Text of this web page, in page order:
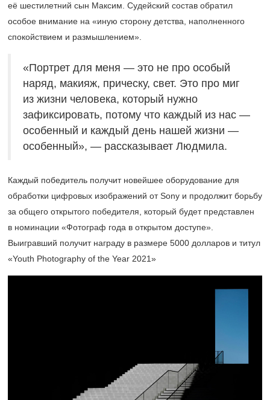
её шестилетний сын Максим. Судейский состав обратил
особое внимание на «иную сторону детства, наполненного
спокойствием и размышлением».
«Портрет для меня — это не про особый
наряд, макияж, прическу, свет. Это про миг
из жизни человека, который нужно
зафиксировать, потому что каждый из нас —
особенный и каждый день нашей жизни —
особенный», — рассказывает Людмила.
Каждый победитель получит новейшее оборудование для
обработки цифровых изображений от Sony и продолжит борьбу
за общего открытого победителя, который будет представлен
в номинации «Фотограф года в открытом доступе».
Выигравший получит награду в размере 5000 долларов и титул
«Youth Photography of the Year 2021»